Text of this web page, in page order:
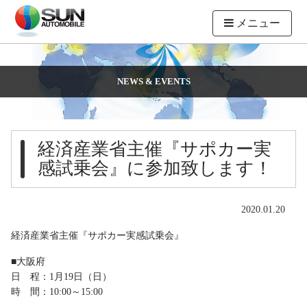
メニュー
NEWS & EVENTS
経済産業省主催『サポカー実
感試乗会』に参加致します！
2020.01.20
経済産業省主催『サポカー実感試乗会』
■大阪府
日 程：1月19日（日）
時 間：10:00～15:00